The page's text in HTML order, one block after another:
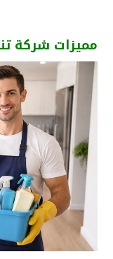
مميزات شركة